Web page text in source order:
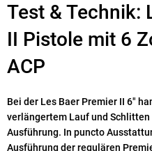
Test & Technik:
II Pistole mit 6
ACP
Bei der Les Baer Premier II 6"
verlängertem Lauf und
Ausführung. In puncto
Ausführung der regulären